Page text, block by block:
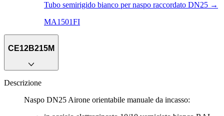
Tubo semirigido bianco per naspo raccordato DN25 →
MA1501FI
CE12B215M
Descrizione
Naspo DN25 Airone orientabile manuale da incasso: